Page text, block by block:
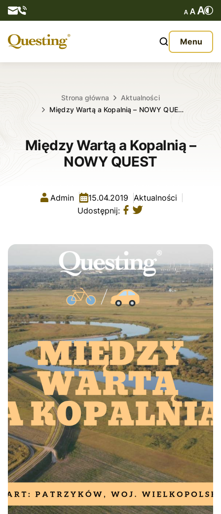
Menu
O nas
Kontakt
Strona główna
Aktualności
Między Wartą a Kopalnią – NOWY QUE…
Między Wartą a Kopalnią –
NOWY QUEST
Admin 15.04.2019 Aktualności
Udostępnij: